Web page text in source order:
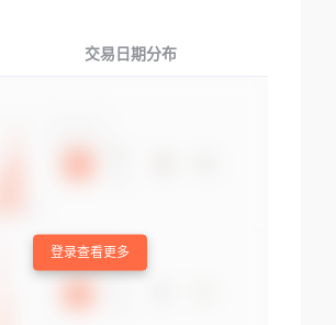
交易日期分布
登录查看更多